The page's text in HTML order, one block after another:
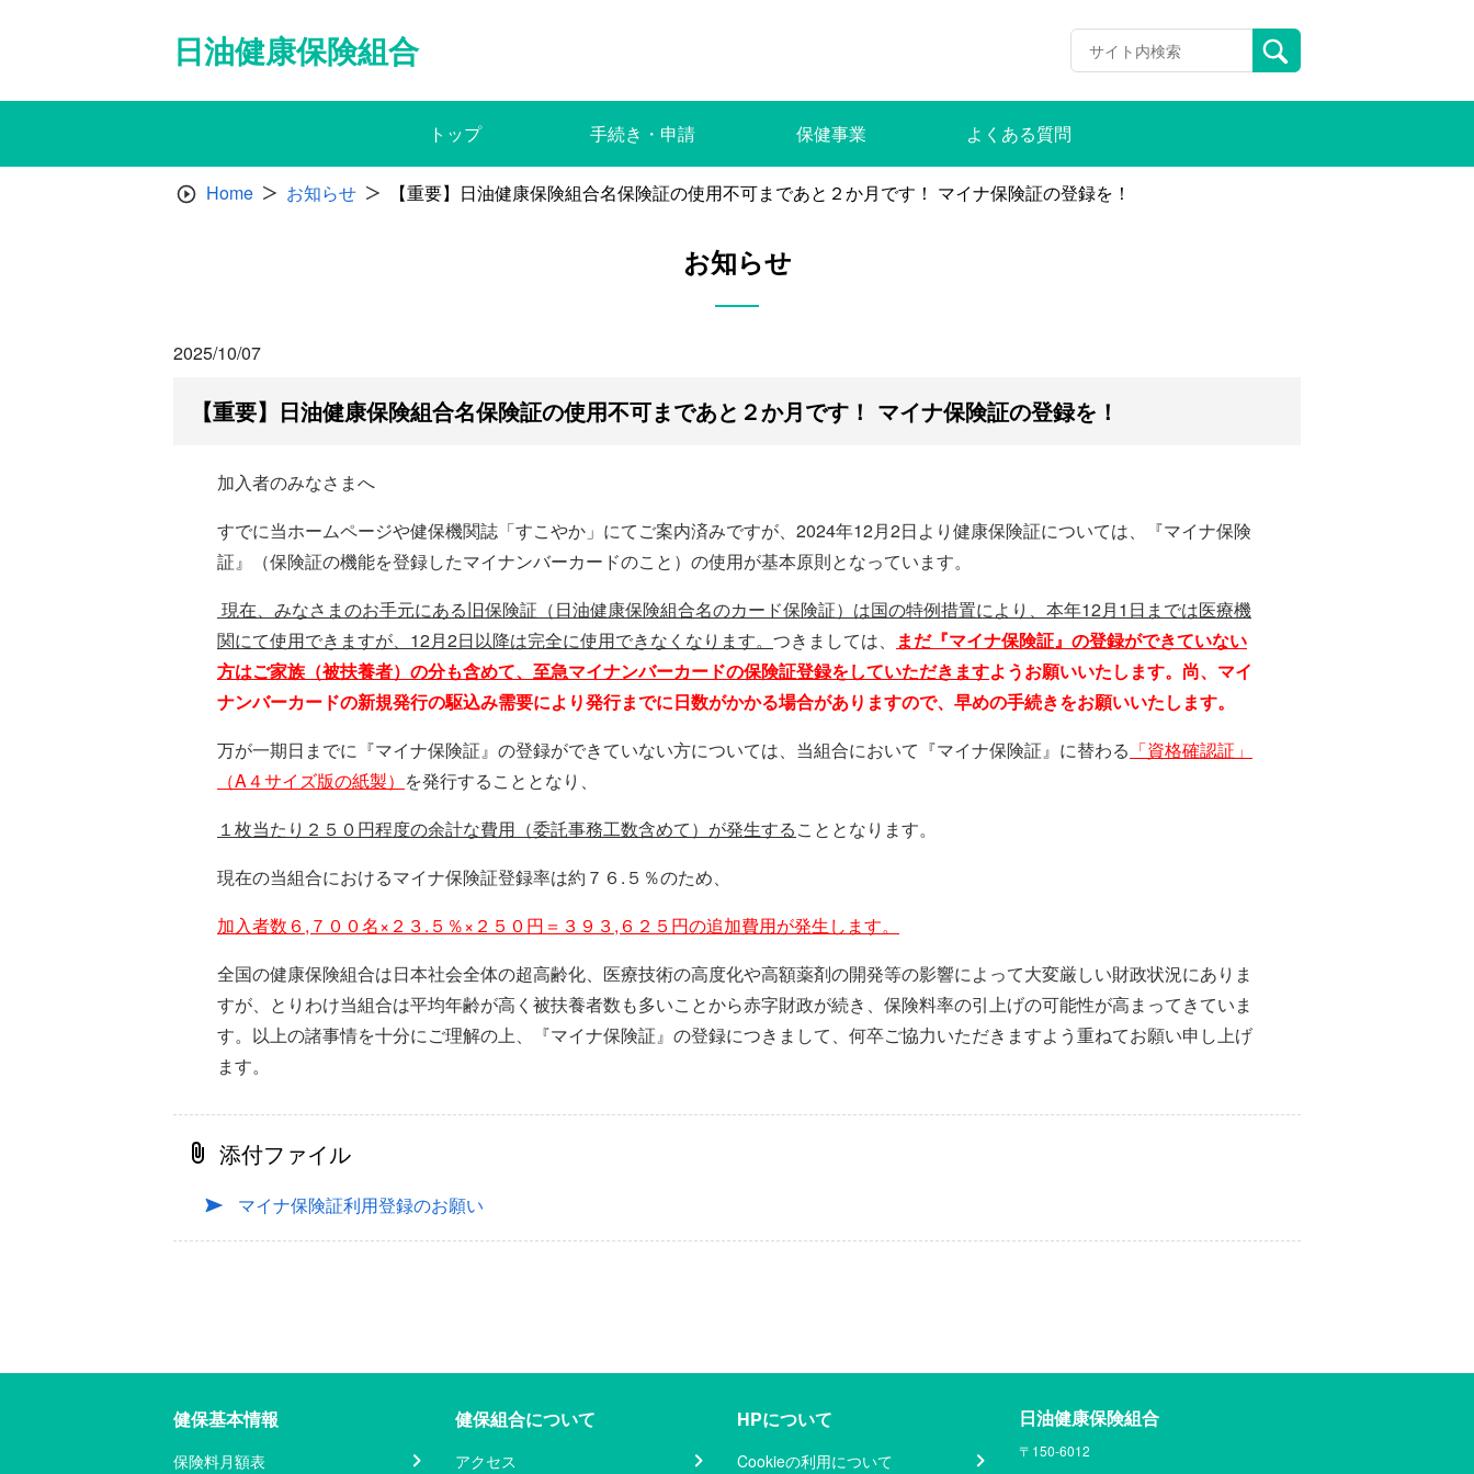
日油健康保険組合
トップ 手続き・申請 保健事業 よくある質問
Home お知らせ 【重要】日油健康保険組合名保険証の使用不可まであと２か月です！ マイナ保険証の登録を！
お知らせ
2025/10/07
【重要】日油健康保険組合名保険証の使用不可まであと２か月です！ マイナ保険証の登録を！
加入者のみなさまへ
すでに当ホームページや健保機関誌「すこやか」にてご案内済みですが、2024年12月2日より健康保険証については、『マイナ保険
証』（保険証の機能を登録したマイナンバーカードのこと）の使用が基本原則となっています。
現在、みなさまのお手元にある旧保険証（日油健康保険組合名のカード保険証）は国の特例措置により、本年12月1日までは医療機
関にて使用できますが、12月2日以降は完全に使用できなくなります。 つきましては、
まだ『マイナ保険証』の登録ができていない
方はご家族（被扶養者）の分も含めて、至急マイナンバーカードの保険証登録をしていただきますようお願いいたします。尚、マイ
ナンバーカードの新規発行の駆込み需要により発行までに日数がかかる場合がありますので、早めの手続きをお願いいたします。
万が一期日までに『マイナ保険証』の登録ができていない方については、当組合において『マイナ保険証』に替わる 「資格確認証」
（A４サイズ版の紙製） を発行することとなり、
１枚当たり２５０円程度の余計な費用（委託事務工数含めて）が発生することとなります。
現在の当組合におけるマイナ保険証登録率は約７６.５％のため、
加入者数６,７００名×２３.５％×２５０円＝３９３,６２５円の追加費用が発生します。
全国の健康保険組合は日本社会全体の超高齢化、医療技術の高度化や高額薬剤の開発等の影響によって大変厳しい財政状況にありま
すが、とりわけ当組合は平均年齢が高く被扶養者数も多いことから赤字財政が続き、保険料率の引上げの可能性が高まってきていま
す。以上の諸事情を十分にご理解の上、『マイナ保険証』の登録につきまして、何卒ご協力いただきますよう重ねてお願い申し上げ
ます。
添付ファイル
マイナ保険証利用登録のお願い
健保基本情報
保険料月額表
健保組合について
アクセス
HPについて
Cookieの利用について
日油健康保険組合
〒150-6012